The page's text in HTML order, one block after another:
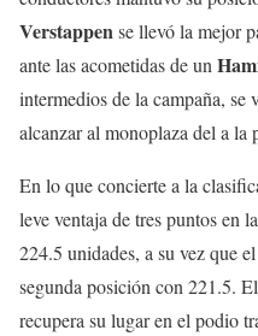
Verstappense llevó la mejor
ante las acometidas de un
intermedios de la campaña, se
alcanzar al monoplaza del a la
En lo que concierte a la
leve ventaja de tres puntos en
224.5 unidades, a su vez que
segunda posición con 221.5.
recupera su lugar en el podio